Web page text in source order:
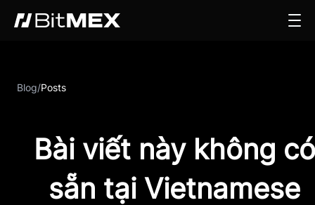
Blog/Posts
Bài viết này không có
sẵn tại Vietnamese